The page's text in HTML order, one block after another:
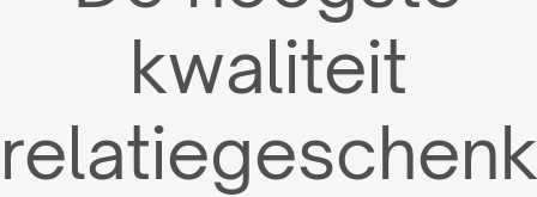
kwaliteit